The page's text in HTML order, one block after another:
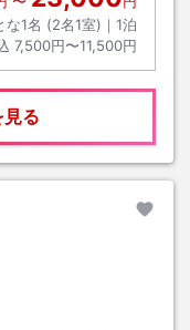
な1名 (2名1室)｜ 1泊
7,500円〜11,500円
る